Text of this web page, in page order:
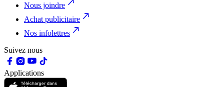
Nous joindre
Achat publicitaire
Nos infolettres
Suivez nous
Applications